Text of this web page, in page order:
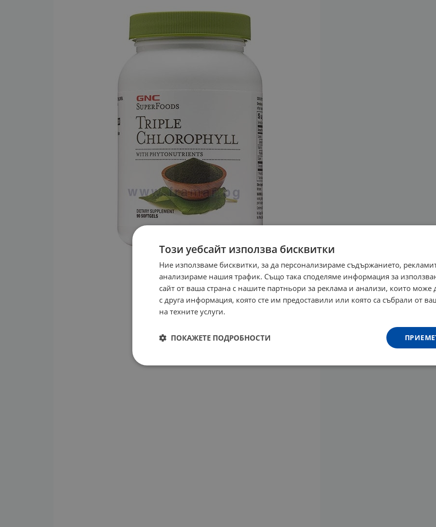
Този уебсайт използва бисквитки
Ние използваме бисквитки, за да персонализираме съдържанието,
анализираме нашия трафик. Също така споделяме информация за
сайт от ваша страна с нашите партньори за реклама и анализи, които може
с друга информация, която сте им предоставили или която са събрали от
на техните услуги.
ПОКАЖЕТЕ ПОДРОБНОСТИ